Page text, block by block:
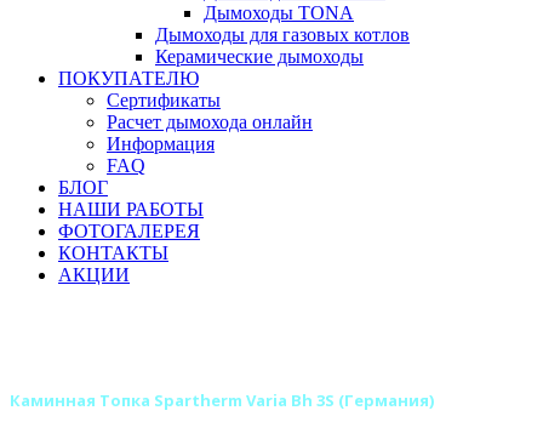
Дымоходы TONA
Дымоходы для газовых котлов
Керамические дымоходы
ПОКУПАТЕЛЮ
Сертификаты
Расчет дымохода онлайн
Информация
FAQ
БЛОГ
НАШИ РАБОТЫ
ФОТОГАЛЕРЕЯ
КОНТАКТЫ
АКЦИИ
Каминная Топка Spartherm Varia Bh 3S (Германия)